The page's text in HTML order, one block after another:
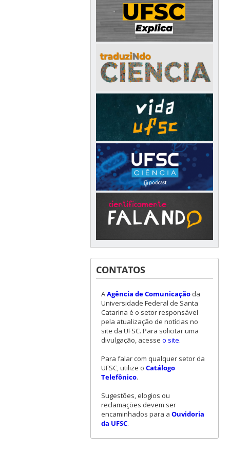
CONTATOS
AAgência de Comunicaçãoda
Universidade Federal de Santa
Catarina é o setor responsável
pela atualização de notícias no
site da UFSC. Para solicitar uma
divulgação, acesse o site.
Para falar com qualquer setor da
UFSC, utilize o Catálogo
Telefônico.
Sugestões, elogios ou
reclamações devem ser
encaminhados para a Ouvidoria
da UFSC.